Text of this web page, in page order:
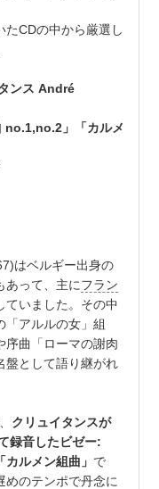
たCDの中から厳選し
ンス André
no.1,no.2」「カルメ
はベルギー出身の
あって、主にフラン
ていました。その中
「アルルの女」組
序曲「ローマの謝肉
盤として語り継がれ
クリュイタンスが
録音したビゼー:
ルメン組曲」 で
めのテンポで丹念に